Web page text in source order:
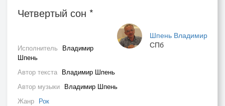
Четвертый сон *
Шпень Владимир
СПб
Исполнитель Владимир
Шпень
Автор текста Владимир Шпень
Автор музыки Владимир Шпень
Жанр Рок